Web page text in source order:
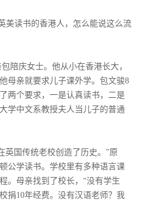
美读书的香港人，怎么能说这么流
陪庆女士。他从小在香港长大，
母亲就要求儿子课外学。包文骏8
两个要求，一是认真读书，二是
学中文系教授夫人当儿子的普通
英国传统老校创造了历史。”原
公学读书。学校里有多种语言课
。母亲找到了校长，“没有学生
捐10年经费。没有汉语老师？我